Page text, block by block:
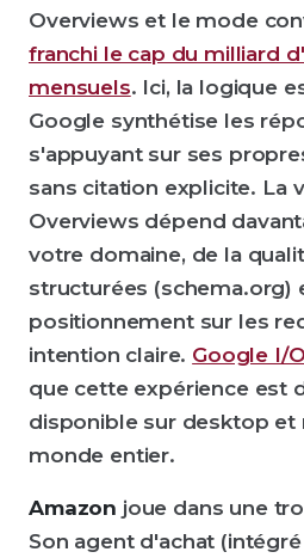
Overviews et le mode
franchi le cap du milliard
mensuels. Ici, la logique
Google synthétise les
s'appuyant sur ses
sans citation explicite. La
Overviews dépend
votre domaine, de la
structurées (schema.org)
positionnement sur les
intention claire. Google I/
que cette expérience est
disponible sur desktop et
monde entier.
Amazon joue dans une
Son agent d'achat